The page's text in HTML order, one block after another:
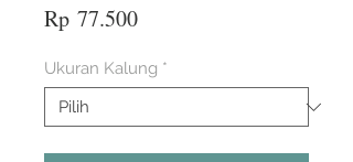
Rp 77.500Harga
Ukuran Kalung *